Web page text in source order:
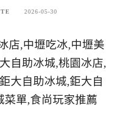
2026-05-30